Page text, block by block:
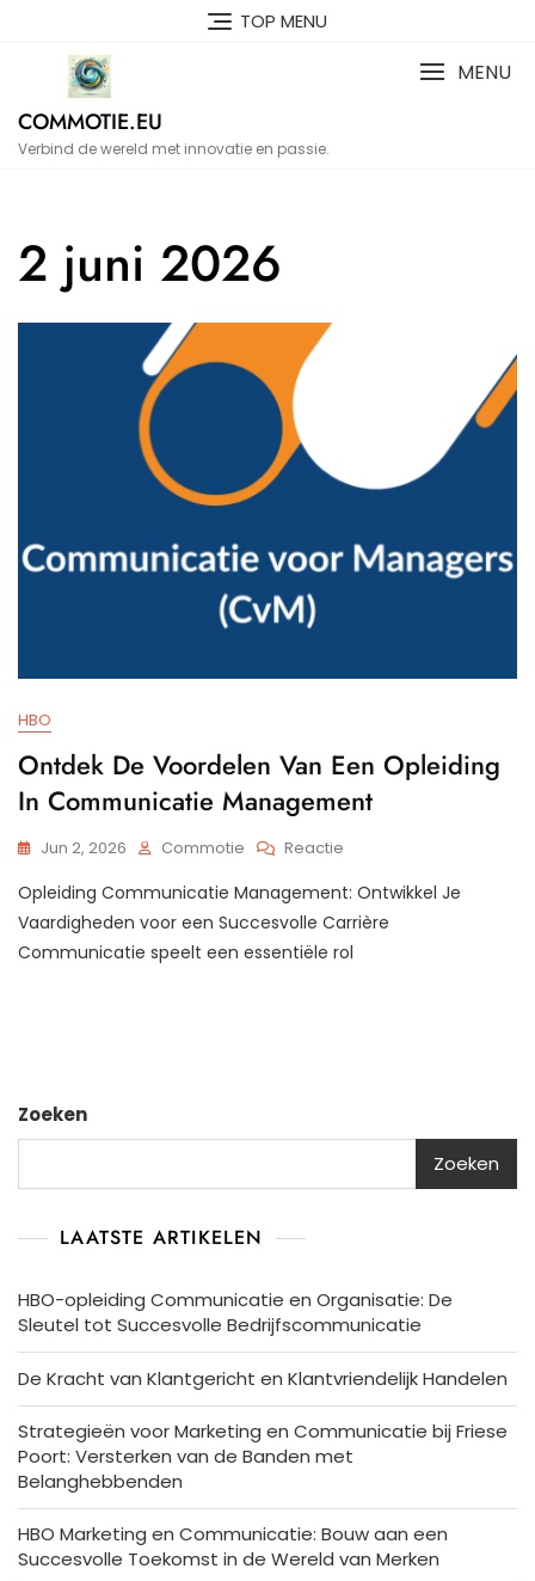
TOP MENU
COMMOTIE.EU
Verbind de wereld met innovatie en passie.
MENU
2 juni 2026
HBO
Ontdek De Voordelen Van Een Opleiding
In Communicatie Management
Jun 2, 2026 Commotie Reactie
De
Voordelen
Van
Een
Opleiding Communicatie Management: Ontwikkel Je
Vaardigheden voor een Succesvolle Carrière
Communicatie speelt een essentiële rol
Zoeken
Zoeken
LAATSTE ARTIKELEN
HBO-opleiding Communicatie en Organisatie: De
Sleutel tot Succesvolle Bedrijfscommunicatie
De Kracht van Klantgericht en Klantvriendelijk Handelen
Strategieën voor Marketing en Communicatie bij Friese
Poort: Versterken van de Banden met
Belanghebbenden
HBO Marketing en Communicatie: Bouw aan een
Succesvolle Toekomst in de Wereld van Merken